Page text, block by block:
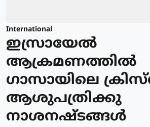
International
ഇസ്രായേല്‍
ആക്രമണത്തില്‍
ഗാസായിലെ
ആശുപത്രിക്കു
നാശനഷ്ടങ്ങള്‍